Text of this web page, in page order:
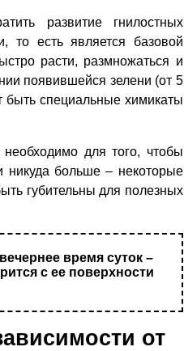
развитие гнилостных
то есть является базовой
расти, размножаться и
появившейся зелени (от 5
быть специальные химикаты
для того, чтобы
никуда больше – некоторые
губительны для полезных
время суток –
с ее поверхности
от